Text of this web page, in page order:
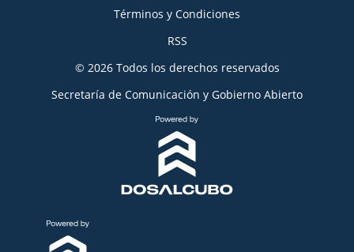
Términos y Condiciones
RSS
© 2026 Todos los derechos reservados
Secretaría de Comunicación y Gobierno Abierto